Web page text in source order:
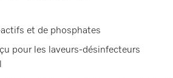
et de phosphates
pour les laveurs-désinfecteurs